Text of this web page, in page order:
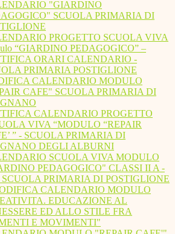
"GIARDINO
SCUOLA PRIMARIA DI
PROGETTO SCUOLA VIVA
“GIARDINO PEDAGOGICO” –
ORARI CALENDARIO -
PRIMARIA POSTIGLIONE
CALENDARIO MODULO
CAFE" SCUOLA PRIMARIA DI
CALENDARIO PROGETTO
VIVA “MODULO “REPAIR
” - SCUOLA PRIMARIA DI
DEGLI ALBURNI
SCUOLA VIVA MODULO
PEDAGOGICO" CLASSI II A -
PRIMARIA DI POSTIGLIONE
CALENDARIO MODULO
EDUCAZIONE AL
ED ALLO STILE FRA
E MOVIMENTI"